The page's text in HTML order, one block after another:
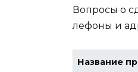
Вопросы о
лефоны и
Название